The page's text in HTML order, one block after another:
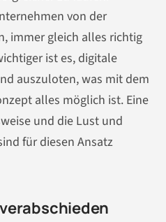
von der
immer gleich alles richtig
ist es, digitale
auszuloten, was mit dem
alles möglich ist. Eine
und die Lust und
für diesen Ansatz